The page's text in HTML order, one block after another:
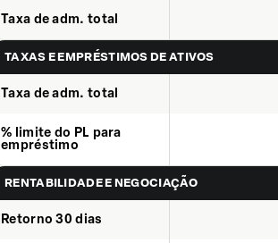
Taxa de adm. total
TAXAS E EMPRÉSTIMOS DE ATIVOS
Taxa de adm. total
% limite do PL para
empréstimo
RENTABILIDADE E NEGOCIAÇÃO
Retorno 30 dias